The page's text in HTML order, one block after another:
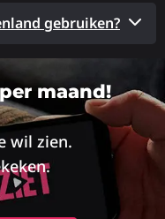
gebruiken?
maand!
wil zien.